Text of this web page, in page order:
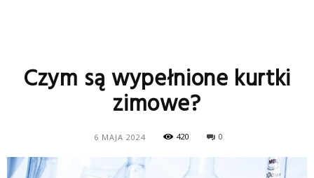
Czym są wypełnione kurtki
zimowe?
6 MAJA 2024 420 0